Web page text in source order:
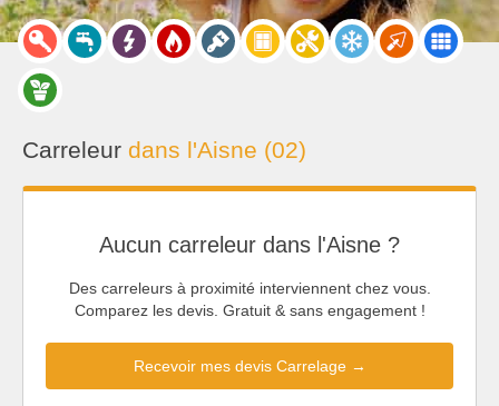
Carreleur dans l'Aisne (02)
Aucun carreleur dans l'Aisne ?
Des carreleurs à proximité interviennent chez vous.
Comparez les devis. Gratuit & sans engagement !
Recevoir mes devis Carrelage →